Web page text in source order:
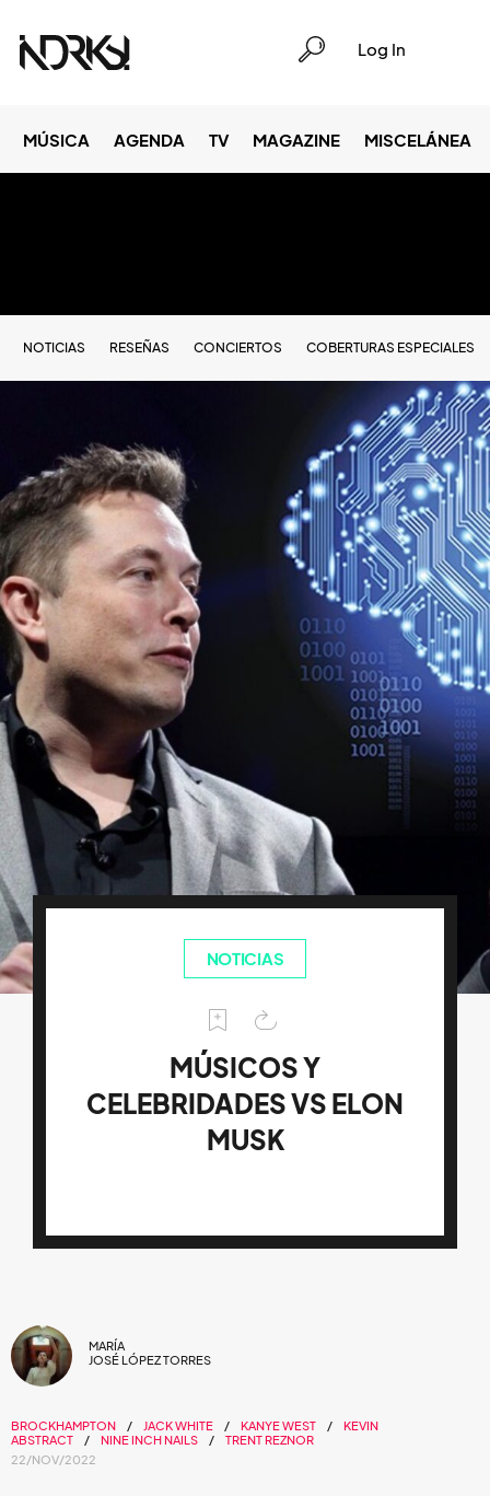
Log In
MÚSICA AGENDA TV MAGAZINE MISCELÁNEA
NOTICIAS RESEÑAS CONCIERTOS COBERTURAS ESPECIALES
NOTICIAS
MÚSICOS Y
CELEBRIDADES VS ELON
MUSK
MARÍA
JOSÉ LÓPEZ TORRES
BROCKHAMPTON JACK WHITE KANYE WEST
KEVIN
ABSTRACT
NINE INCH NAILS
TRENT REZNOR
22/NOV/2022